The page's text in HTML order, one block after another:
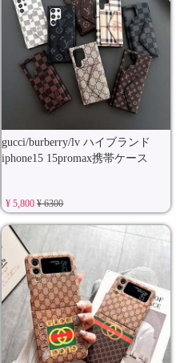
gucci/burberry/lv ハイブランド
iphone15 15promax携帯ケース
¥ 5,800¥ 6300